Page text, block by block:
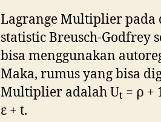
Lagrange Multiplier pada
statistic Breusch-Godfrey
bisa menggunakan
Maka, rumus yang bisa
Multiplier adalah Ut = ρ +
ε + t.